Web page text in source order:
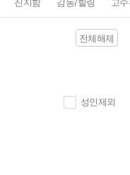
전체해제
성인제외